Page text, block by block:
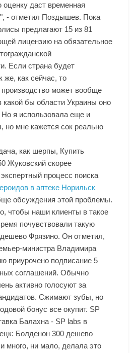
даст временная
- отметил Поздышев. Пока
предлагают 15 из 81
лицензию на обязательное
Если страна будет
же, как сейчас, то
может вообще
какой бы области Украины оно
Но я использовала еще и
но мне кажется сок реально
как шерпы, Купить
Жуковский скорее
процесс поиска
в аптеке Норильск
обсуждения этой проблемы.
чтобы наши клиенты в такое
почувствовали такую
Фрязино. Он отметил,
министра Владимира
приурочено подписание 5
соглашений. Обычно
активно голосуют за
Сжимают зубы, но
бонус все окупит. SP
Балахна - SP labs в
Болденон 300 дешево
много, ни мало, делала это